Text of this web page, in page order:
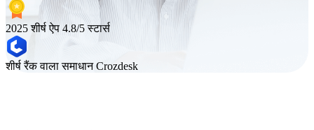
2025 शीर्ष ऐप 4.8/5 स्टार्स
शीर्ष रैंक वाला समाधान Crozdesk